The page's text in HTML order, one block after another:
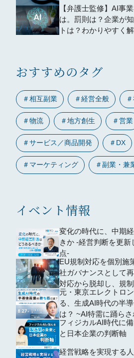
【弁護士監修】AI事
は。罰則は？企業が
トは？わかりやすく
おすすめのタグ
＃相互副業 ＃経営全般 ＃
＃物流 ＃地方創生 ＃営業
＃サービス／商品開発 ＃ DX
＃ マーケティング ＃副業・兼
イベント情報
変化の時代に、中期
きか -経営判断を更新
点-
EU規制対応を個別施
社ガバナンスとして再構
対応から脱却し、規
編するための全社設
元・東京エレクトロ
る、生成AI時代の半
は？ ~AI特需に踊らされない、投資・SCM
の判断軸~
フィジカルAI時代に
と日本企業の判断軸
経営戦略を実現する